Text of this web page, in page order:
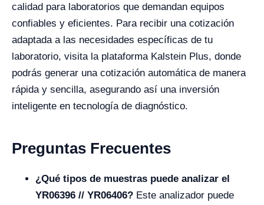
calidad para laboratorios que demandan equipos
confiables y eficientes. Para recibir una cotización
adaptada a las necesidades específicas de tu
laboratorio, visita la plataforma Kalstein Plus, donde
podrás generar una cotización automática de manera
rápida y sencilla, asegurando así una inversión
inteligente en tecnología de diagnóstico.
Preguntas Frecuentes
¿Qué tipos de muestras puede analizar el
YR06396 // YR06406? Este analizador puede